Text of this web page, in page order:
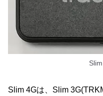
Slim 4Gは、Slim